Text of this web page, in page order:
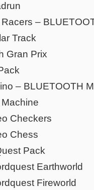
Racers –
Track
Gran Prix
– BLUETOOTH
Checkers
Chess
Pack
Earthworld
Fireworld